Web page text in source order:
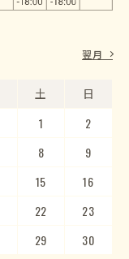
土 日
1
2
8
9
15
16
22
23
29
30
土 日
5
6
12
13
19
20
26
27
翌月